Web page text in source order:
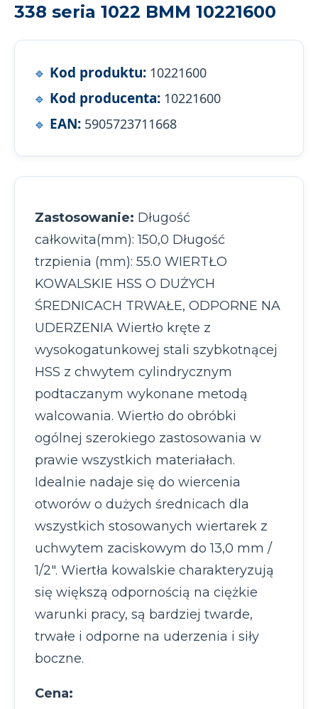
338 seria 1022 BMM 10221600
Kod produktu: 10221600
Kod producenta: 10221600
EAN: 5905723711668
Zastosowanie: Długość
całkowita(mm): 150,0 Długość
trzpienia (mm): 55.0 WIERTŁO
KOWALSKIE HSS O DUŻYCH
ŚREDNICACH TRWAŁE, ODPORNE NA
UDERZENIA Wiertło kręte z
wysokogatunkowej stali szybkotnącej
HSS z chwytem cylindrycznym
podtaczanym wykonane metodą
walcowania. Wiertło do obróbki
ogólnej szerokiego zastosowania w
prawie wszystkich materiałach.
Idealnie nadaje się do wiercenia
otworów o dużych średnicach dla
wszystkich stosowanych wiertarek z
uchwytem zaciskowym do 13,0 mm /
1/2″. Wiertła kowalskie charakteryzują
się większą odpornością na ciężkie
warunki pracy, są bardziej twarde,
trwałe i odporne na uderzenia i siły
boczne.
Cena: